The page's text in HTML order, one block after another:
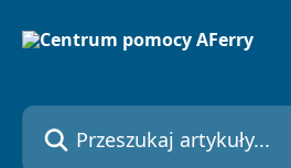
Przeszukaj artykuły...